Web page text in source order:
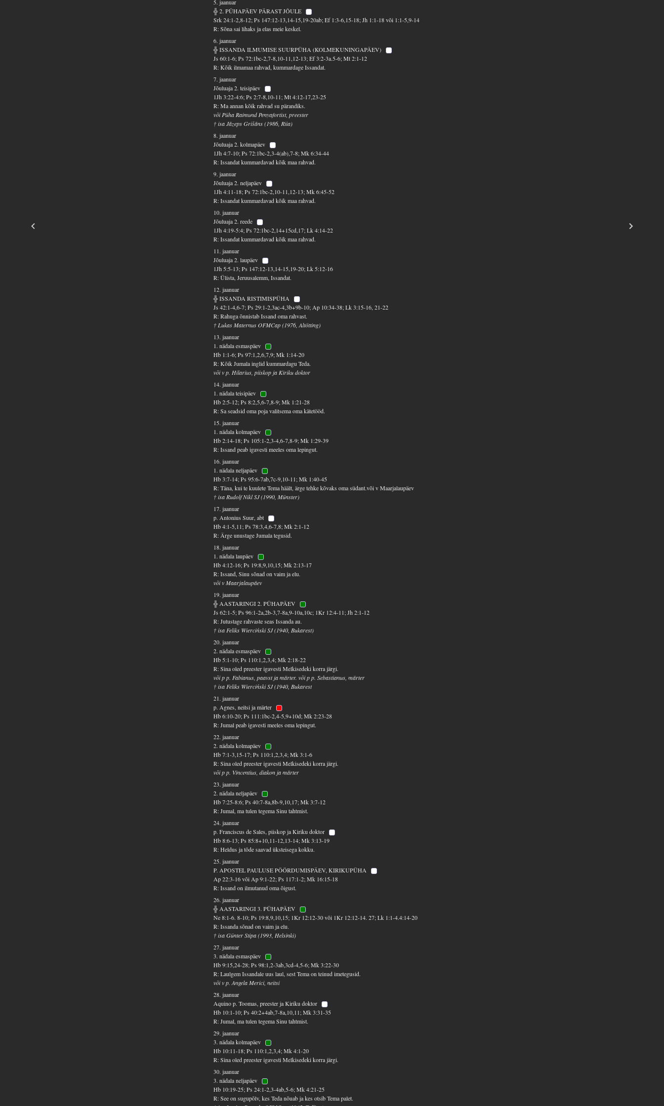
5. jaanuar
╬ 2. PÜHAPÄEV PÄRAST JÕULE
Srk 24:1-2,8-12; Ps 147:12-13,14-15,19-20ab; Ef 1:3-6,15-18; Jh 1:1-18 või 1:1-5,9-14
R: Sõna sai lihaks ja elas meie keskel.
6. jaanuar
╬ ISSANDA ILMUMISE SUURPÜHA (KOLMEKUNINGAPÄEV)
Js 60:1-6; Ps 72:1bc-2,7-8,10-11,12-13; Ef 3:2-3a.5-6; Mt 2:1-12
R: Kõik ilmamaa rahvad, kummardage Issandat.
7. jaanuar
Jõuluaja 2. teisipäev
1Jh 3:22-4:6; Ps 2:7-8,10-11; Mt 4:12-17,23-25
R: Ma annan kõik rahvad su pärandiks.
või Püha Raimund Penyafortist, preester
† isa Jāzeps Grišāns (1986, Riia)
8. jaanuar
Jõuluaja 2. kolmapäev
1Jh 4:7-10; Ps 72:1bc-2,3-4(ab),7-8; Mk 6:34-44
R: Issandat kummardavad kõik maa rahvad.
9. jaanuar
Jõuluaja 2. neljapäev
1Jh 4:11-18; Ps 72:1bc-2,10-11,12-13; Mk 6:45-52
R: Issandat kummardavad kõik maa rahvad.
10. jaanuar
Jõuluaja 2. reede
1Jh 4:19-5:4; Ps 72:1bc-2,14+15cd,17; Lk 4:14-22
R: Issandat kummardavad kõik maa rahvad.
11. jaanuar
Jõuluaja 2. laupäev
1Jh 5:5-13; Ps 147:12-13,14-15,19-20; Lk 5:12-16
R: Ülista, Jeruusalemm, Issandat.
12. jaanuar
╬ ISSANDA RISTIMISPÜHA
Js 42:1-4,6-7; Ps 29:1-2,3ac-4,3b+9b-10; Ap 10:34-38; Lk 3:15-16, 21-22
R: Rahuga õnnistab Issand oma rahvast.
† Lukas Maternus OFMCap (1976, Altötting)
13. jaanuar
1. nädala esmaspäev
Hb 1:1-6; Ps 97:1,2,6,7,9; Mk 1:14-20
R: Kõik Jumala inglid kummardagu Teda.
või v p. Hilarius, piiskop ja Kiriku doktor
14. jaanuar
1. nädala teisipäev
Hb 2:5-12; Ps 8:2,5,6-7,8-9; Mk 1:21-28
R: Sa seadsid oma poja valitsema oma kätetööd.
15. jaanuar
1. nädala kolmapäev
Hb 2:14-18; Ps 105:1-2,3-4,6-7,8-9; Mk 1:29-39
R: Issand peab igavesti meeles oma lepingut.
16. jaanuar
1. nädala neljapäev
Hb 3:7-14; Ps 95:6-7ab,7c-9,10-11; Mk 1:40-45
R: Täna, kui te kuulete Tema häält, ärge tehke kõvaks oma südant.või v Maarjalaupäev
† isa Rudolf Nikl SJ (1990, Münster)
17. jaanuar
p. Antonius Suur, abt
Hb 4:1-5,11; Ps 78:3,4,6-7,8; Mk 2:1-12
R: Ärge unustage Jumala tegusid.
18. jaanuar
1. nädala laupäev
Hb 4:12-16; Ps 19:8,9,10,15; Mk 2:13-17
R: Issand, Sinu sõnad on vaim ja elu.
või v Maarjalaupäev
19. jaanuar
╬ AASTARINGI 2. PÜHAPÄEV
Js 62:1-5; Ps 96:1-2a,2b-3,7-8a,9-10a,10c; 1Kr 12:4-11; Jh 2:1-12
R: Jutustage rahvaste seas Issanda au.
† isa Feliks Wierciński SJ (1940, Bukarest)
20. jaanuar
2. nädala esmaspäev
Hb 5:1-10; Ps 110:1,2,3,4; Mk 2:18-22
R: Sina oled preester igavesti Melkisedeki korra järgi.
või p p. Fabianus, paavst ja märter. või p p. Sebastianus, märter
† isa Feliks Wierciński SJ (1940, Bukarest
21. jaanuar
p. Agnes, neitsi ja märter
Hb 6:10-20; Ps 111:1bc-2,4-5,9+10d; Mk 2:23-28
R: Jumal peab igavesti meeles oma lepingut.
22. jaanuar
2. nädala kolmapäev
Hb 7:1-3,15-17; Ps 110:1,2,3,4; Mk 3:1-6
R: Sina oled preester igavesti Melkisedeki korra järgi.
või p p. Vincentius, diakon ja märter
23. jaanuar
2. nädala neljapäev
Hb 7:25-8:6; Ps 40:7-8a,8b-9,10,17; Mk 3:7-12
R: Jumal, ma tulen tegema Sinu tahtmist.
24. jaanuar
p. Franciscus de Sales, piiskop ja Kiriku doktor
Hb 8:6-13; Ps 85:8+10,11-12,13-14; Mk 3:13-19
R: Heldus ja tõde saavad üksteisega kokku.
25. jaanuar
P. APOSTEL PAULUSE PÖÖRDUMISPÄEV, KIRIKUPÜHA
Ap 22:3-16 või Ap 9:1-22; Ps 117:1-2; Mk 16:15-18
R: Issand on ilmutanud oma õigust.
26. jaanuar
╬ AASTARINGI 3. PÜHAPÄEV
Ne 8:1-6. 8-10; Ps 19:8,9,10,15; 1Kr 12:12-30 või 1Kr 12:12-14. 27; Lk 1:1-4.4:14-20
R: Issanda sõnad on vaim ja elu.
† isa Günter Stipa (1993, Helsinki)
27. jaanuar
3. nädala esmaspäev
Hb 9:15,24-28; Ps 98:1,2-3ab,3cd-4,5-6; Mk 3:22-30
R: Laulgem Issandale uus laul, sest Tema on teinud imetegusid.
või v p. Angela Merici, neitsi
28. jaanuar
Aquino p. Toomas, preester ja Kiriku doktor
Hb 10:1-10; Ps 40:2+4ab,7-8a,10,11; Mk 3:31-35
R: Jumal, ma tulen tegema Sinu tahtmist.
29. jaanuar
3. nädala kolmapäev
Hb 10:11-18; Ps 110:1,2,3,4; Mk 4:1-20
R: Sina oled preester igavesti Melkisedeki korra järgi.
30. jaanuar
3. nädala neljapäev
Hb 10:19-25; Ps 24:1-2,3-4ab,5-6; Mk 4:21-25
R: See on sugupõlv, kes Teda nõuab ja kes otsib Tema palet.